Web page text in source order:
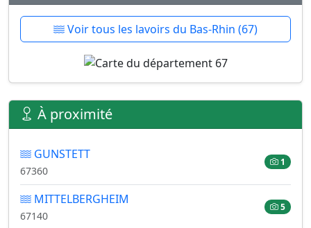
Voir tous les lavoirs du Bas-Rhin (67)
À proximité
GUNSTETT
67360
1
MITTELBERGHEIM
67140
5